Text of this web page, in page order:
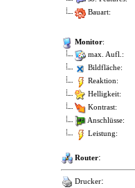
Bauart:
Monitor:
max. Aufl.:
Bildfläche:
Reaktion:
Helligkeit:
Kontrast:
Anschlüsse:
Leistung:
Router:
Drucker: